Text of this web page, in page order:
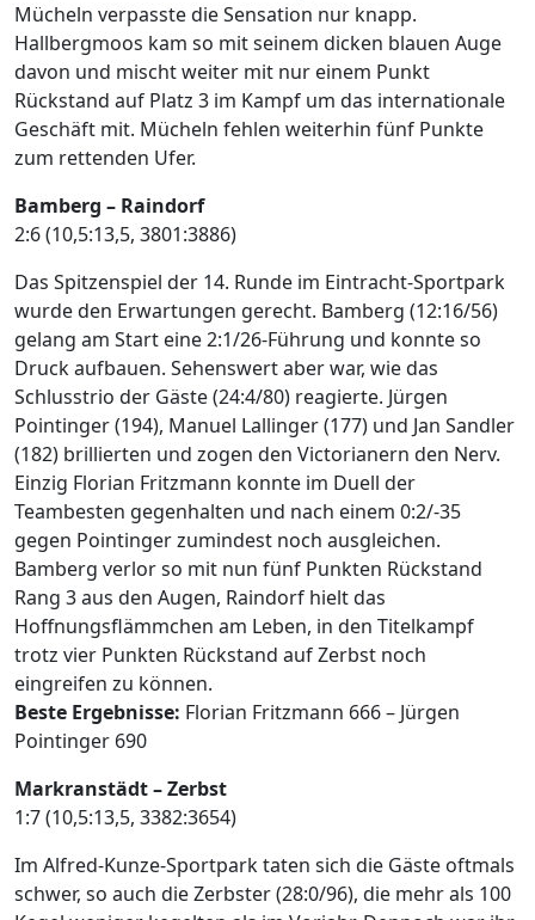
Mücheln verpasste die Sensation nur knapp.
Hallbergmoos kam so mit seinem dicken blauen Auge
davon und mischt weiter mit nur einem Punkt
Rückstand auf Platz 3 im Kampf um das internationale
Geschäft mit. Mücheln fehlen weiterhin fünf Punkte
zum rettenden Ufer.
Bamberg – Raindorf
2:6 (10,5:13,5, 3801:3886)
Das Spitzenspiel der 14. Runde im Eintracht-Sportpark
wurde den Erwartungen gerecht. Bamberg (12:16/56)
gelang am Start eine 2:1/26-Führung und konnte so
Druck aufbauen. Sehenswert aber war, wie das
Schlusstrio der Gäste (24:4/80) reagierte. Jürgen
Pointinger (194), Manuel Lallinger (177) und Jan Sandler
(182) brillierten und zogen den Victorianern den Nerv.
Einzig Florian Fritzmann konnte im Duell der
Teambesten gegenhalten und nach einem 0:2/-35
gegen Pointinger zumindest noch ausgleichen.
Bamberg verlor so mit nun fünf Punkten Rückstand
Rang 3 aus den Augen, Raindorf hielt das
Hoffnungsflämmchen am Leben, in den Titelkampf
trotz vier Punkten Rückstand auf Zerbst noch
eingreifen zu können.
Beste Ergebnisse: Florian Fritzmann 666 – Jürgen
Pointinger 690
Markranstädt – Zerbst
1:7 (10,5:13,5, 3382:3654)
Im Alfred-Kunze-Sportpark taten sich die Gäste oftmals
schwer, so auch die Zerbster (28:0/96), die mehr als 100